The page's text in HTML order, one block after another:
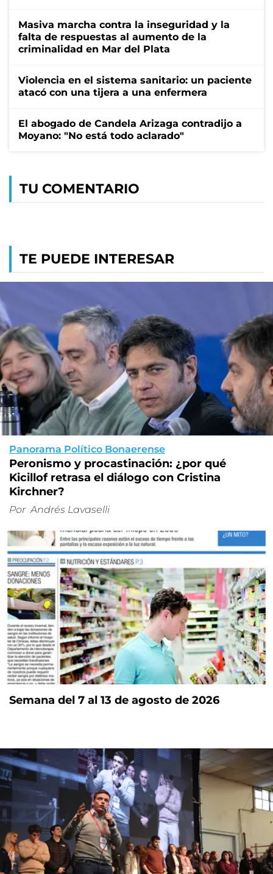
Masiva marcha contra la inseguridad y la
falta de respuestas al aumento de la
criminalidad en Mar del Plata
Violencia en el sistema sanitario: un paciente
atacó con una tijera a una enfermera
El abogado de Candela Arizaga contradijo a
Moyano: "No está todo aclarado"
TU COMENTARIO
TE PUEDE INTERESAR
Panorama Político Bonaerense
Peronismo y procastinación: ¿por qué
Kicillof retrasa el diálogo con Cristina
Kirchner?
Por Andrés Lavaselli
Semana del 7 al 13 de agosto de 2026